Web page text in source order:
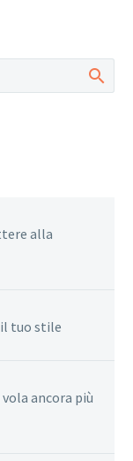
alla
tuo stile
ancora più